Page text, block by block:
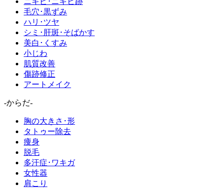
毛穴･黒ずみ
ハリ･ツヤ
シミ･肝斑･そばかす
美白･くすみ
小じわ
肌質改善
傷跡修正
アートメイク
-からだ-
胸の大きさ･形
タトゥー除去
痩身
脱毛
多汗症･ワキガ
女性器
肩こり